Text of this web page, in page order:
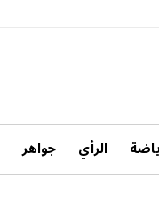
الرأي جواهر